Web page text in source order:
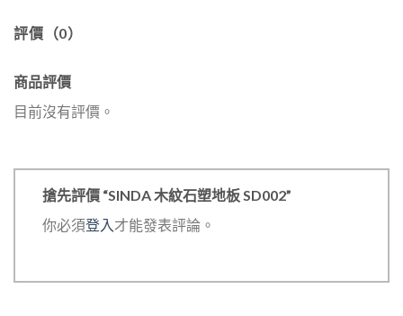
評價（0）
商品評價
目前沒有評價。
搶先評價 “SINDA 木紋石塑地板 SD002”
你必須登入 才能發表評論。